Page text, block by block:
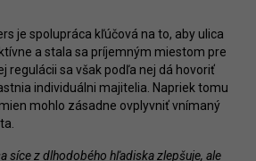
je spolupráca kľúčová na to, aby ulica
a stala sa príjemným miestom pre
regulácii sa však podľa nej dá hovoriť
individuálni majitelia. Napriek tomu
mohlo zásadne ovplyvniť vnímaný
síce z dlhodobého hľadiska zlepšuje, ale